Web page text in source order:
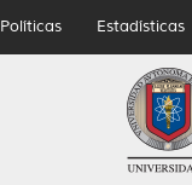
Políticas Estadísticas